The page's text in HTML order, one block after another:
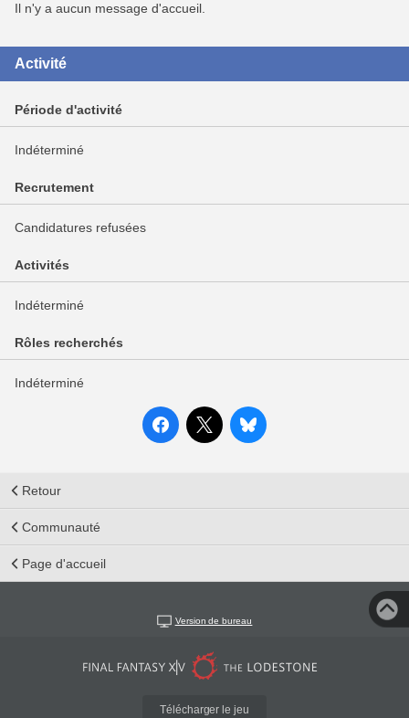
Il n'y a aucun message d'accueil.
Activité
Période d'activité
Indéterminé
Recrutement
Candidatures refusées
Activités
Indéterminé
Rôles recherchés
Indéterminé
Retour
Communauté
Page d'accueil
Version de bureau
Télécharger le jeu